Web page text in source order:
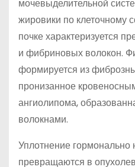
мочевыделительной
жировики по клеточному
почке характеризуется
и фибриновых волокон.
формируется из
пронизанное
ангиолипома,
волокнами.
Уплотнение гормонально
превращаются в